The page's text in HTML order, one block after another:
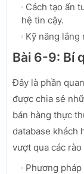
Cách tạo ấn
hệ tin cậy.
Kỹ năng lắng
Bài 6-9: Bí
Đây là phần
được chia sẻ
bán hàng thực
database khách
vượt qua các
Phương